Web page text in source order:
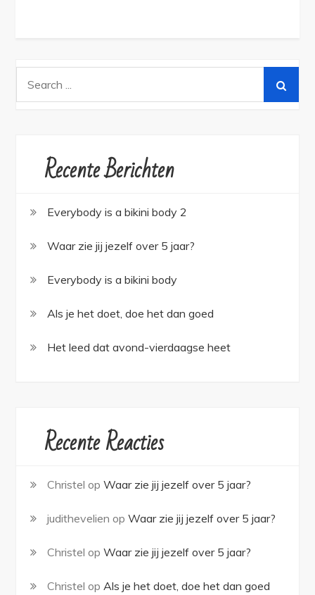
Recente Berichten
Everybody is a bikini body 2
Waar zie jij jezelf over 5 jaar?
Everybody is a bikini body
Als je het doet, doe het dan goed
Het leed dat avond-vierdaagse heet
Recente Reacties
Christel opWaar zie jij jezelf over 5 jaar?
judithevelien opWaar zie jij jezelf over 5 jaar?
Christel opWaar zie jij jezelf over 5 jaar?
Christel opAls je het doet, doe het dan goed